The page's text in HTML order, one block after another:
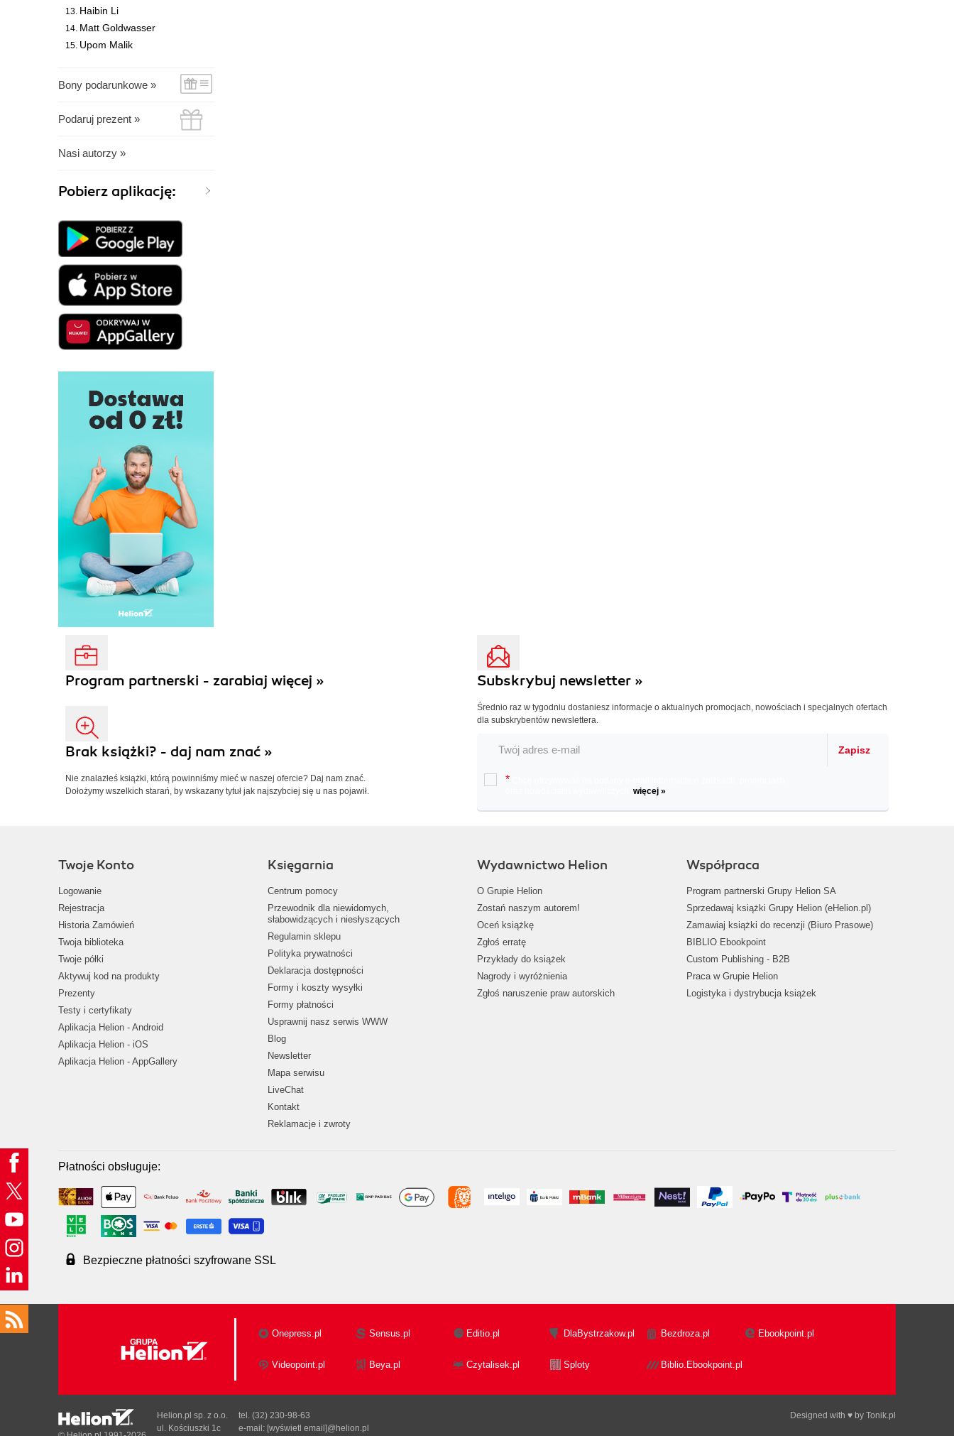
Haibin Li
Matt Goldwasser
Upom Malik
Bony podarunkowe »
Podaruj prezent »
Nasi autorzy »
Pobierz aplikację:
Program partnerski - zarabiaj więcej »
Brak książki? - daj nam znać »
Nie znalazłeś książki, którą powinniśmy mieć w naszej ofercie? Daj nam znać.
Dołożymy wszelkich starań, by wskazany tytuł jak najszybciej się u nas pojawił.
Subskrybuj newsletter »
Średnio raz w tygodniu dostaniesz informacje o aktualnych promocjach, nowościach i specjalnych ofertach
dla subskrybentów newslettera.
Zapisz
*
więcej »
Twoje Konto
Logowanie
Rejestracja
Historia Zamówień
Twoja biblioteka
Twoje półki
Aktywuj kod na produkty
Prezenty
Testy i certyfikaty
Aplikacja Helion - Android
Aplikacja Helion - iOS
Aplikacja Helion - AppGallery
Księgarnia
Centrum pomocy
Przewodnik dla niewidomych,
słabowidzących i niesłyszących
Regulamin sklepu
Polityka prywatności
Deklaracja dostępności
Formy i koszty wysyłki
Formy płatności
Usprawnij nasz serwis WWW
Blog
Newsletter
Mapa serwisu
LiveChat
Kontakt
Reklamacje i zwroty
Wydawnictwo Helion
O Grupie Helion
Zostań naszym autorem!
Oceń książkę
Zgłoś erratę
Przykłady do książek
Nagrody i wyróżnienia
Zgłoś naruszenie praw autorskich
Współpraca
Program partnerski Grupy Helion SA
Sprzedawaj książki Grupy Helion (eHelion.pl)
Zamawiaj książki do recenzji (Biuro Prasowe)
BIBLIO Ebookpoint
Custom Publishing - B2B
Praca w Grupie Helion
Logistyka i dystrybucja książek
Płatności obsługuje:
Bezpieczne płatności szyfrowane SSL
Onepress.pl Sensus.pl Editio.pl DlaBystrzakow.pl Bezdroza.pl Ebookpoint.pl
Videopoint.pl Beya.pl Czytalisek.pl Sploty Biblio.Ebookpoint.pl
Designed with ♥ by Tonik.pl
Helion.pl sp. z o.o.
ul. Kościuszki 1c
tel. (32) 230-98-63
e-mail: [wyświetl email]@helion.pl